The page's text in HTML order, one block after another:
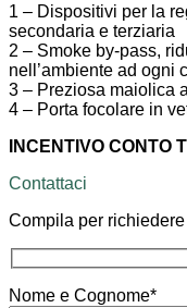
1 – Dispositivi per la
secondaria e terziaria
2 – Smoke by-pass,
nell’ambiente ad ogni
3 – Preziosa maiolica
4 – Porta focolare in
INCENTIVO CONTO
Contattaci
Compila per
Nome e Cognome*